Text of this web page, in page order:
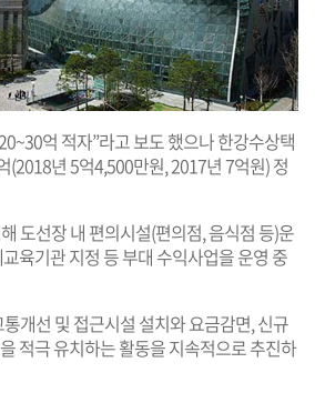
억 적자”라고 보도 했으나 한강수상택
(2018년 5억4,500만원, 2017년 7억원) 정
도선장 내 편의시설(편의점, 음식점 등)운
육기관 지정 등 부대 수익사업을 운영 중
개선 및 접근시설 설치와 요금감면, 신규
적극 유치하는 활동을 지속적으로 추진하